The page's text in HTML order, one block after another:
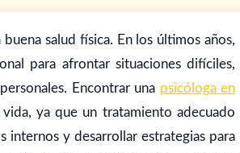
salud física. En los últimos años,
para afrontar situaciones difíciles,
Encontrar una psicóloga en
ya que un tratamiento adecuado
y desarrollar estrategias para